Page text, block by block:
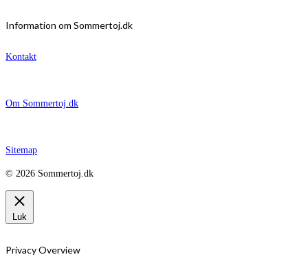
Information om Sommertoj.dk
Kontakt
Om Sommertoj.dk
Sitemap
© 2026 Sommertoj.dk
Luk
Privacy Overview